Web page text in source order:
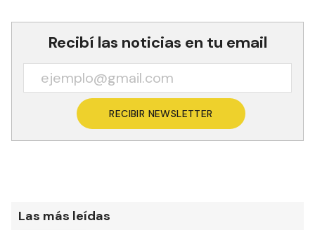
Recibí las noticias en tu email
RECIBIR NEWSLETTER
Las más leídas